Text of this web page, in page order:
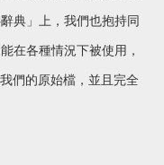
典」上，我們也抱持同
在各種情況下被使用，
們的原始檔，並且完全